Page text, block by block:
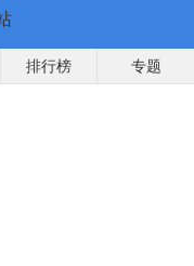
排行榜 专题